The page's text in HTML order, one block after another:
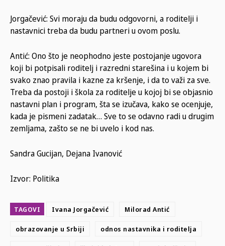
Jorgačević: Svi moraju da budu odgovorni, a roditelji i
nastavnici treba da budu partneri u ovom poslu.
Antić: Ono što je neophodno jeste postojanje ugovora
koji bi potpisali roditelj i razredni starešina i u kojem bi
svako znao pravila i kazne za kršenje, i da to važi za sve.
Treba da postoji i škola za roditelje u kojoj bi se objasnio
nastavni plan i program, šta se izučava, kako se ocenjuje,
kada je pismeni zadatak… Sve to se odavno radi u drugim
zemljama, zašto se ne bi uvelo i kod nas.
Sandra Gucijan, Dejana Ivanović
Izvor: Politika
TAGOVI Ivana Jorgačević Milorad Antić
obrazovanje u Srbiji odnos nastavnika i roditelja